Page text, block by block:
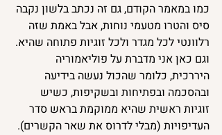
כמו במאמר הקודם, גם זה נכתב בלשון נקבה
סיס והטרו מטעמי נוחות, אבל באמת שזה
רלוונטי לכל מגדר ולכל זוגיות פתוחה שהיא.
וגם כאן אני מדברת על פוליאמוריה
היררכית, כלומר שהכול נעשה בידיעה
ובהסכמה ובפתיחות ובשקיפות, כשיש
זוגיות ראשית שהיא ממוקמת בראש סדר
העדיפויות (מבלי לדרוס את שאר הקשרים).